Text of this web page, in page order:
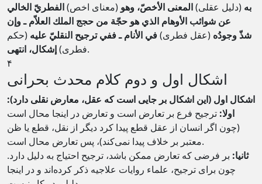
به (دلیل عقلی)المعنى الأخصّ، وهو (معنای اخص)الفطريّ الخالي
عن شوائب الأوهام الذي هو حجّة من حجج الملك العلاّم ـ وإن
شذّ وجودُه (عقل فطری)في الأنام ـ ففي ترجيح النقليّ عليه (حکم
فطری)إشكال، انتهى
.
۴
اشکال اول و دوم کلام محدث بحرانی
اشکال اول (این اشکال بر جایی است که عقل، معارض نقلی دارد):
اولا: ترجیح فرع بر تعارض است و تعارض در اینجا محال است
(چون اگر انسان از عقل قطع پیدا کرد دیگر از نقل، قطع یا ظن
معتبر بر خلاف پیدا نمی‌کند)، پس تعارض محال است.
ثانیا: بر فرضی که تعارض ممکن باشد، ترجیح احتیاج به دلیل دارد.
چون برای ترجیح، علماء روایات علاجیه ذکر کرده‌اند و در اینجا